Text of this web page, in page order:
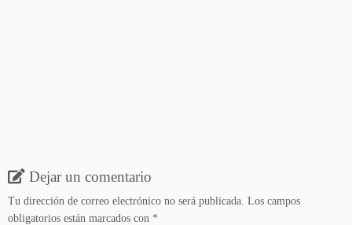
Dejar un comentario
Tu dirección de correo electrónico no será publicada. Los campos
obligatorios están marcados con *